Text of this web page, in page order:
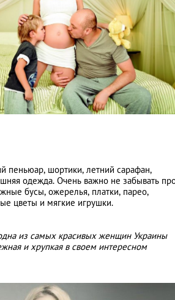
пеньюар, шортики, летний сарафан,
одежда. Очень важно не забывать
бусы, ожерелья, платки, парео,
цветы и мягкие игрушки.
из самых красивых женщин Украины
и хрупкая в своем интересном